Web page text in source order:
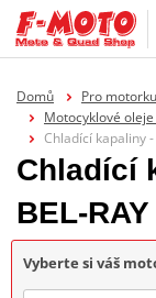
Domů Pro motorku
Motocyklové
Chladící kapaliny -
Chladící
BEL-RAY
Vyberte si váš